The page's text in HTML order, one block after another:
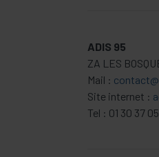
ADIS 95
ZA LES
Mail :
Site internet :
Tel : 01 30 37